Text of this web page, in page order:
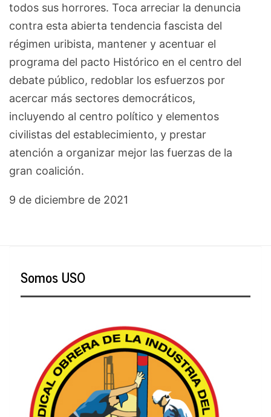
todos sus horrores. Toca arreciar la denuncia
contra esta abierta tendencia fascista del
régimen uribista, mantener y acentuar el
programa del pacto Histórico en el centro del
debate público, redoblar los esfuerzos por
acercar más sectores democráticos,
incluyendo al centro político y elementos
civilistas del establecimiento, y prestar
atención a organizar mejor las fuerzas de la
gran coalición.
9 de diciembre de 2021
Somos USO